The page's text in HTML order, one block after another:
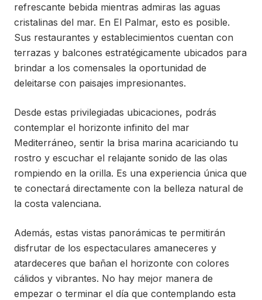
refrescante bebida mientras admiras las aguas
cristalinas del mar. En El Palmar, esto es posible.
Sus restaurantes y establecimientos cuentan con
terrazas y balcones estratégicamente ubicados para
brindar a los comensales la oportunidad de
deleitarse con paisajes impresionantes.
Desde estas privilegiadas ubicaciones, podrás
contemplar el horizonte infinito del mar
Mediterráneo, sentir la brisa marina acariciando tu
rostro y escuchar el relajante sonido de las olas
rompiendo en la orilla. Es una experiencia única que
te conectará directamente con la belleza natural de
la costa valenciana.
Además, estas vistas panorámicas te permitirán
disfrutar de los espectaculares amaneceres y
atardeceres que bañan el horizonte con colores
cálidos y vibrantes. No hay mejor manera de
empezar o terminar el día que contemplando esta